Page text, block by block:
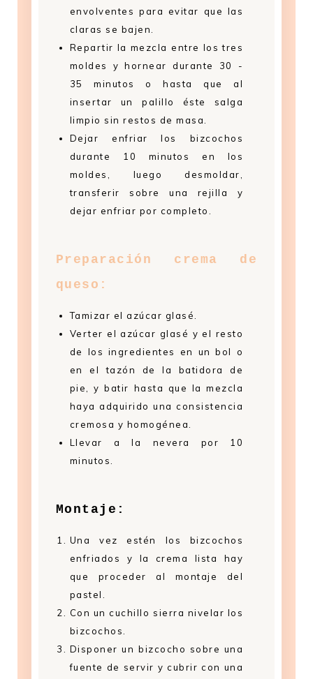
envolventes para evitar que las
claras se bajen.
Repartir la mezcla entre los tres
moldes y hornear durante 30 -
35 minutos o hasta que al
insertar un palillo éste salga
limpio sin restos de masa.
Dejar enfriar los bizcochos
durante 10 minutos en los
moldes, luego desmoldar,
transferir sobre una rejilla y
dejar enfriar por completo.
Preparación crema de
queso:
Tamizar el azúcar glasé.
Verter el azúcar glasé y el resto
de los ingredientes en un bol o
en el tazón de la batidora de
pie, y batir hasta que la mezcla
haya adquirido una consistencia
cremosa y homogénea.
Llevar a la nevera por 10
minutos.
Montaje:
Una vez estén los bizcochos
enfriados y la crema lista hay
que proceder al montaje del
pastel.
Con un cuchillo sierra nivelar los
bizcochos.
Disponer un bizcocho sobre una
fuente de servir y cubrir con una